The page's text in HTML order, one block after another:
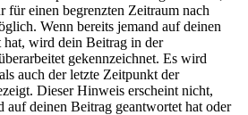
für einen begrenzten Zeitraum nach
Wenn bereits jemand auf deinen
hat, wird dein Beitrag in der
gekennzeichnet. Es wird
auch der letzte Zeitpunkt der
Dieser Hinweis erscheint nicht,
auf deinen Beitrag geantwortet hat oder